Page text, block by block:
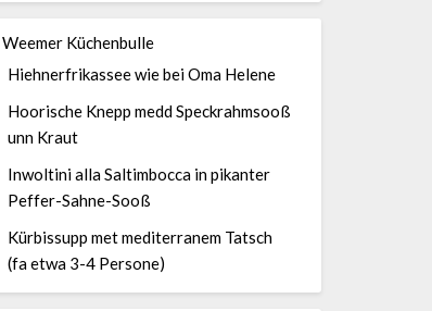
Weemer Küchenbulle
Hiehnerfrikassee wie bei Oma Helene
Hoorische Knepp medd Speckrahmsooß
unn Kraut
Inwoltini alla Saltimbocca in pikanter
Peffer-Sahne-Sooß
Kürbissupp met mediterranem Tatsch
(fa etwa 3-4 Persone)